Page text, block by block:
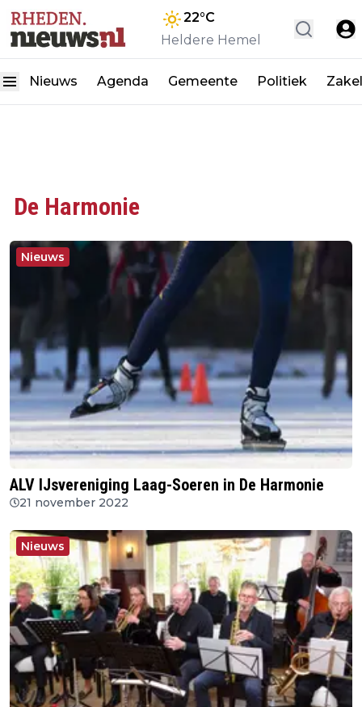
22°C
Heldere Hemel
Nieuws Agenda Gemeente Politiek
De Harmonie
Nieuws
ALV IJsvereniging Laag-Soeren in De Harmonie
21 november 2022
Nieuws